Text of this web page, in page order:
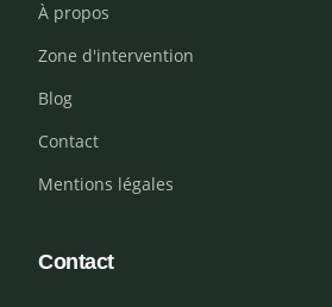
À propos
Zone d'intervention
Blog
Contact
Mentions légales
Contact